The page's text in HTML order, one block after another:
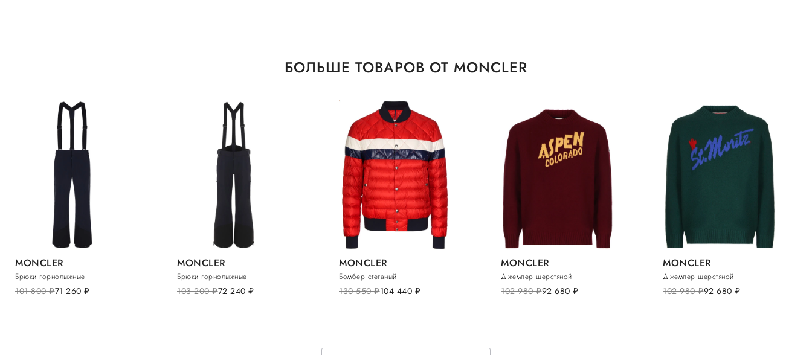
БОЛЬШЕ ТОВАРОВ ОТ MONCLER
MONCLER
Брюки горнолыжные
101 800руб.71 260 руб.
MONCLER
Брюки горнолыжные
103 200руб.72 240 руб.
MONCLER
Бомбер стеганый
130 550руб.104 440 руб.
MONCLER
Джемпер шерстяной
102 980руб.92 680 руб.
MONCLER
Джемпер шерстяной
102 980руб.92 680 руб.